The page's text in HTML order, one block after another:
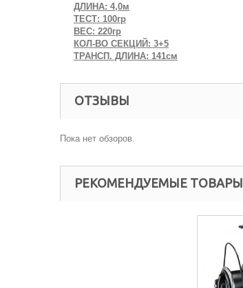
ДЛИНА: 4,0м
ТЕСТ: 100гр
ВЕС: 220гр
КОЛ-ВО СЕКЦИЙ: 3+5
ТРАНСП. ДЛИНА: 141см
ОТЗЫВЫ
Пока нет обзоров.
РЕКОМЕНДУЕМЫЕ ТОВАРЫ